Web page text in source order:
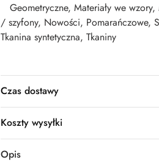
Geometryczne, Materiały we wzory,
/ szyfony, Nowości, Pomarańczowe,
Tkanina syntetyczna, Tkaniny
Czas dostawy
Koszty wysyłki
Opis